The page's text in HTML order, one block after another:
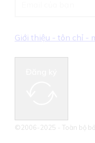
Giới thiệu - tôn chỉ -
©2006-2025 - Toàn bộ